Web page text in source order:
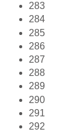
283
284
285
286
287
288
289
290
291
292